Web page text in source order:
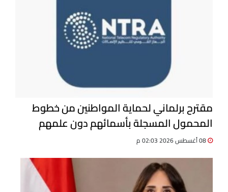
مقترح برلماني لحماية المواطنين من خطوط
المحمول المسجلة بأسمائهم دون علمهم